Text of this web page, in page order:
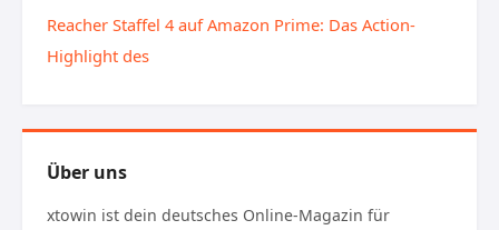
Reacher Staffel 4 auf Amazon Prime: Das Action-
Highlight des
Über uns
xtowin ist dein deutsches Online-Magazin für